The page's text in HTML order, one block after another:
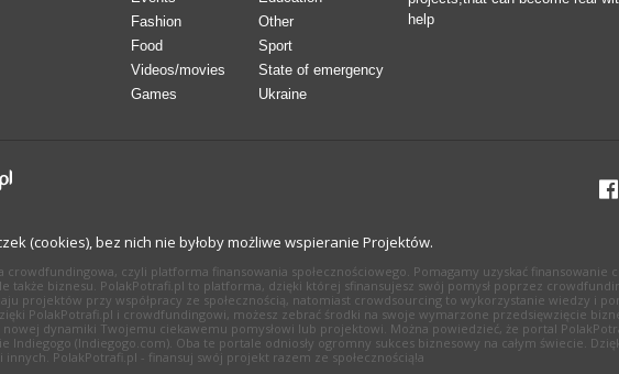
Fashion
Food
Videos/movies
Games
Other
Sport
State of emergency
Ukraine
help
(cookies), bez nich nie byłoby możliwe wspieranie Projektów.
czyli platforma finansowania społecznościowego. Pomagamy uzyskać finansowanie
także biznesu. PolakPotrafi.pl to platforma, dzięki której sfinansujesz swój pomysł poprzez
projektów przy współpracy ze społecznością, natomiast crowdsourcing to wykorzystanie wiedzy i
PolakPotrafi.pl i crowdfundingowi, możesz zebrać środki na swoje wymarzone przedsięwzięcie
nowej dynamiki Twojemu ciekawemu pomysłowi lub projektowi. Można powiedzieć, że portal
Indiegogo (Indiegogo.com). Oba te portale odniosły ogromny sukces biznesowy na całym świecie.
innych. PolakPotrafi.pl - finansuj swój projekt razem ze społecznością!a